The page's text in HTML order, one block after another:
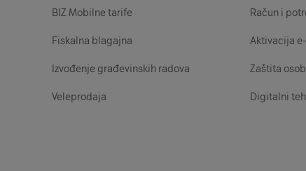
BIZ Mobilne tarife
Fiskalna blagajna
Izvođenje građevinskih radova
Veleprodaja
Račun i
Aktivacija
Zaštita
Digitalni